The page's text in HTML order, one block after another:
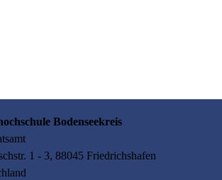
Bodenseekreis
1 - 3, 88045 Friedrichshafen